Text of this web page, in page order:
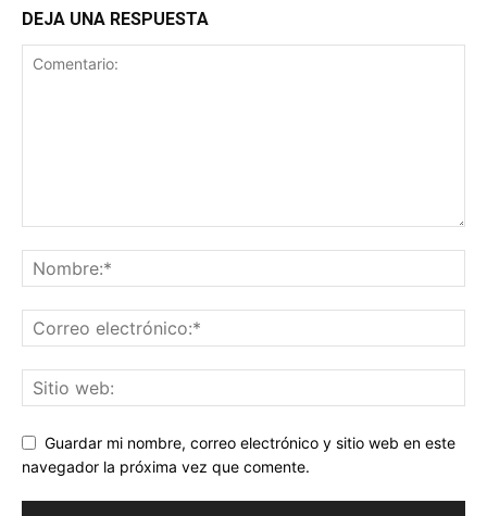
DEJA UNA RESPUESTA
Guardar mi nombre, correo electrónico y sitio web en este
navegador la próxima vez que comente.